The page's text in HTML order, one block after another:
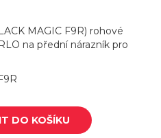
MAGIC F9R) rohové
na přední nárazník pro
DO KOŠÍKU